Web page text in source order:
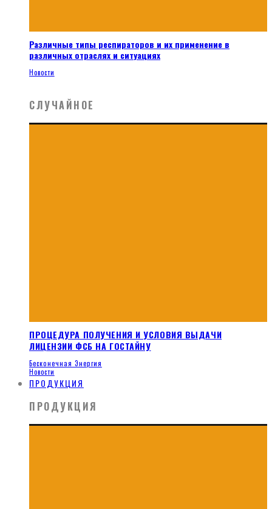
Различные типы респираторов и их применение в
различных отраслях и ситуациях
Новости
СЛУЧАЙНОЕ
ПРОЦЕДУРА ПОЛУЧЕНИЯ И УСЛОВИЯ ВЫДАЧИ
ЛИЦЕНЗИИ ФСБ НА ГОСТАЙНУ
Бесконечная Энергия
Новости
ПРОДУКЦИЯ
ПРОДУКЦИЯ